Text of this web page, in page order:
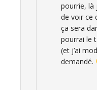
pourrie, là
de voir ce
ça sera
pourrai le
(et j’ai
demandé.